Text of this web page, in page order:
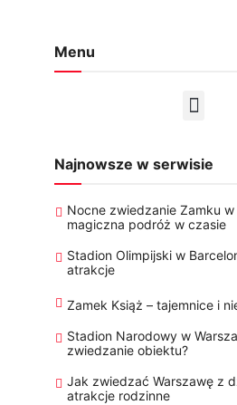
Menu
Najnowsze w serwisie
Nocne zwiedzanie Zamku
magiczna podróż w czasie
Stadion Olimpijski w
atrakcje
Zamek Książ – tajemnice i
Stadion Narodowy w
zwiedzanie obiektu?
Jak zwiedzać Warszawę z
atrakcje rodzinne